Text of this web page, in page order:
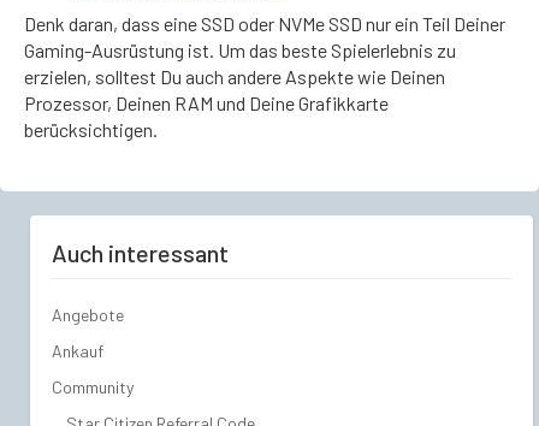
Denk daran, dass eine SSD oder NVMe SSD nur ein Teil Deiner
Gaming-Ausrüstung ist. Um das beste Spielerlebnis zu
erzielen, solltest Du auch andere Aspekte wie Deinen
Prozessor, Deinen RAM und Deine Grafikkarte
berücksichtigen.
Auch interessant
Angebote
Ankauf
Community